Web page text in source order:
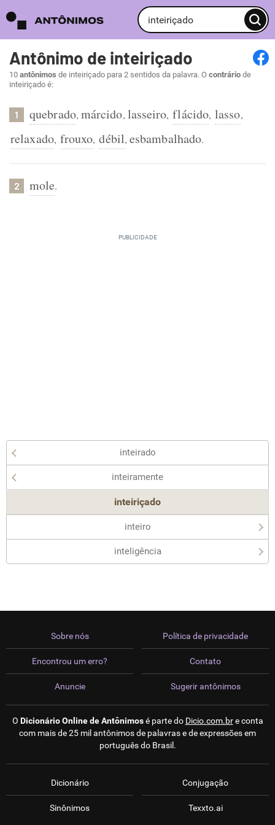
Antônimo de inteiriçado
10 antônimos de inteiriçado para 2 sentidos da palavra. O contrário de
inteiriçado é:
1 quebrado, márcido, lasseiro, flácido, lasso,
relaxado, frouxo, débil, esbambalhado.
2 mole.
inteirado
inteiramente
inteiriçado
inteiro
inteligência
Sobre nós
Encontrou um erro?
Anuncie
Política de privacidade
Contato
Sugerir antônimos
O Dicionário Online de Antônimosé parte do Dicio.com.bre conta
com mais de 25 mil antônimos de palavras e de expressões em
português do Brasil.
Dicionário
Sinônimos
Conjugação
Texxto.ai